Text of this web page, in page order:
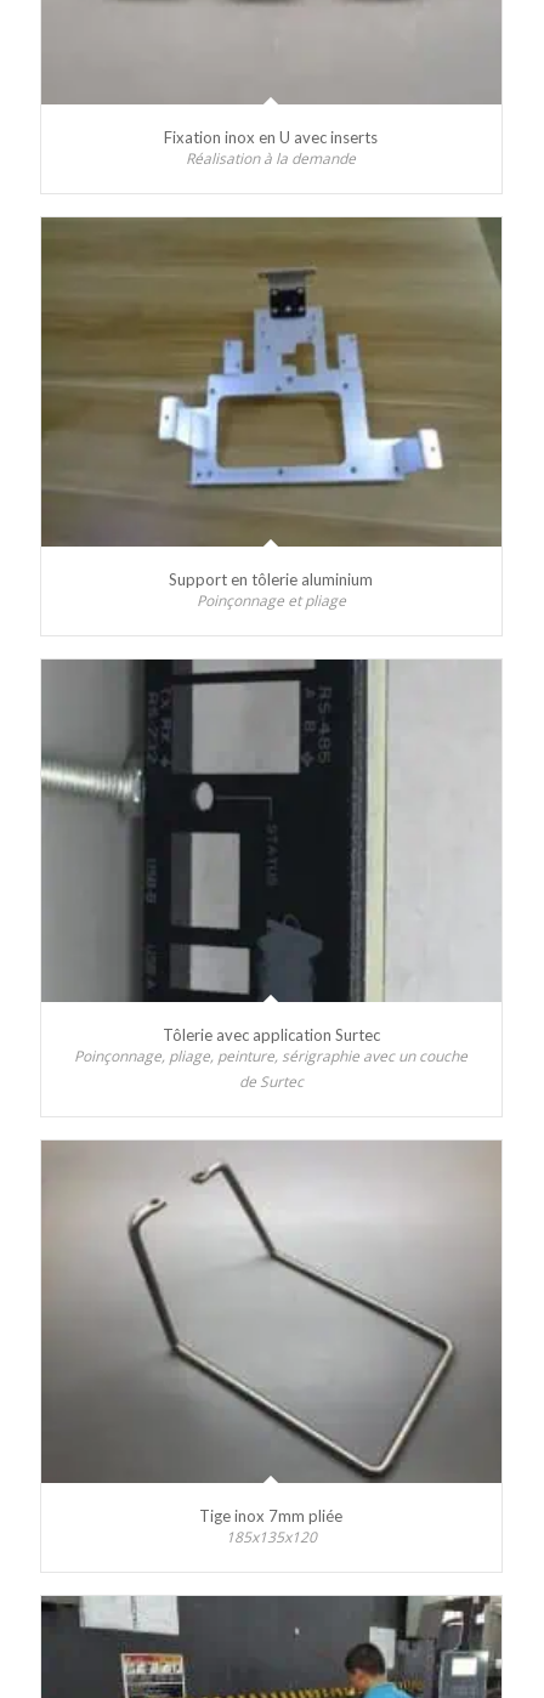
Fixation inox en U avec inserts
Réalisation à la demande
Support en tôlerie aluminium
Poinçonnage et pliage
Tôlerie avec application Surtec
Poinçonnage, pliage, peinture, sérigraphie avec un couche
de Surtec
Tige inox 7mm pliée
185x135x120